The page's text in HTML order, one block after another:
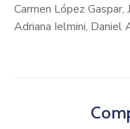
Carmen López
Adriana Ielmini, Daniel